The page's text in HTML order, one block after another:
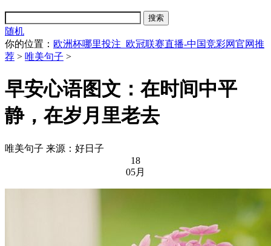
随机
你的位置： 欧洲杯哪里投注_欧冠联赛直播-中国竞彩网官网推
荐 > 唯美句子 >
早安心语图文：在时间中平
静，在岁月里老去
唯美句子 来源：好日子
18
05月